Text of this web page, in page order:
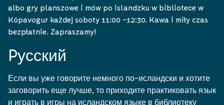
albo gry planszowe i mów po islandzku w bibliotece w
Kópavogur każdej soboty 11:00 -12:30. Kawa i miły czas
bezpłatnie. Zapraszamy!
Pусский
Если вы уже говорите немного по-исландски и хотите
заговорить еще лучше, то приходите практиковать язык
и играть в игры на исландском языке в библиотеку